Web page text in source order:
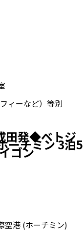
ィーなど）等別
田発◆ベトジ
ーチミン 3泊5
ゴン
空港 (ホーチミン)